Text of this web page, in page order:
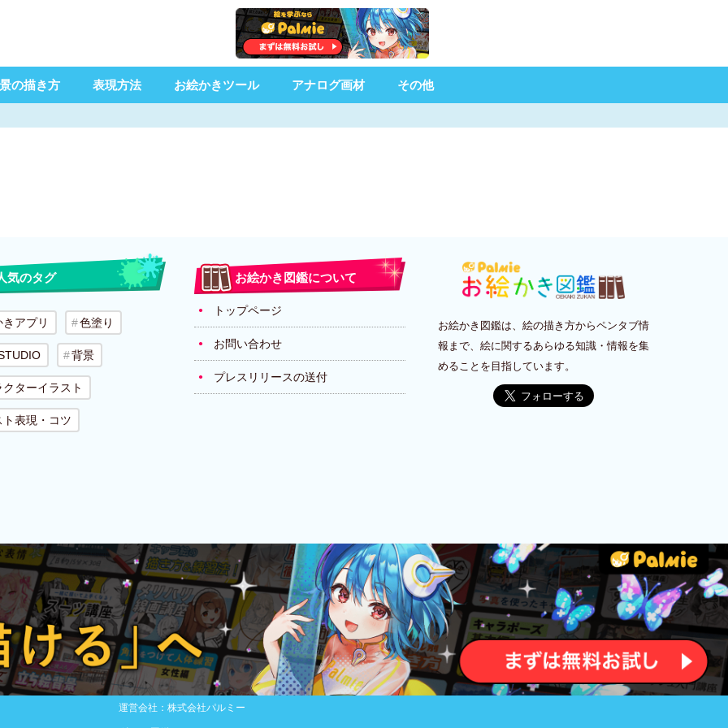
の描き方 表現方法 お絵かきツール アナログ画材 その他
気のタグ
アプリ 色塗り
背景
ターイラスト
ト表現・コツ
お絵かき図鑑について
トップページ
お問い合わせ
プレスリリースの送付
お絵かき図鑑は、絵の描き方からペンタブ情
報まで、絵に関するあらゆる知識・情報を集
めることを目指しています。
運営会社：株式会社パルミー